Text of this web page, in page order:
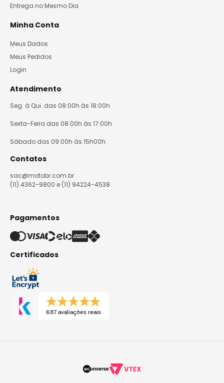
Entrega no Mesmo Dia
Minha Conta
Meus Dados
Meus Pedidos
Login
Atendimento
Seg. à Qui. das 08:00h às 18:00h
Sexta-Feira das 08:00h às 17:00h
Sábado das 09:00h às 15h00h
Contatos
sac@motobr.com.br
(11) 4362-9800 e (11) 94224-4538
Pagamentos
Certificados
687 avaliações reais